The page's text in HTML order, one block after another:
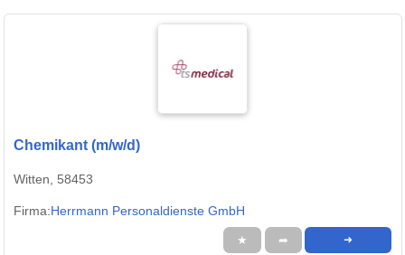
Chemikant (m/w/d)
Witten, 58453
Firma:Herrmann Personaldienste GmbH
★ ➦ ➜